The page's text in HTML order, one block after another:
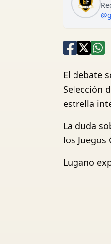
El debate
Selección
estrella
La duda
los Juegos
Lugano